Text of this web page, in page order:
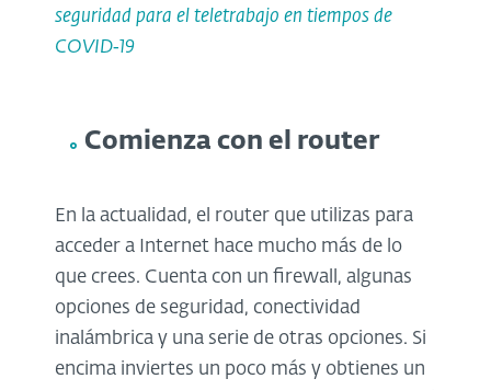
seguridad para el teletrabajo en tiempos de
COVID‑19
Comienza con el router
En la actualidad, el router que utilizas para
acceder a Internet hace mucho más de lo
que crees. Cuenta con un firewall, algunas
opciones de seguridad, conectividad
inalámbrica y una serie de otras opciones. Si
encima inviertes un poco más y obtienes un